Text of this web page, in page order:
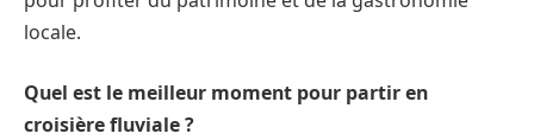
locale.
Quel est le meilleur moment pour partir en
croisière fluviale ?